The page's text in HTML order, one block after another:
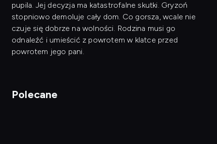
pupila. Jej decyzja ma katastrofalne skutki. Gryzoń
stopniowo demoluje cały dom. Co gorsza, wcale nie
czuje się dobrze na wolności. Rodzina musi go
odnaleźć i umieścić z powrotem w klatce przed
powrotem jego pani.
Polecane